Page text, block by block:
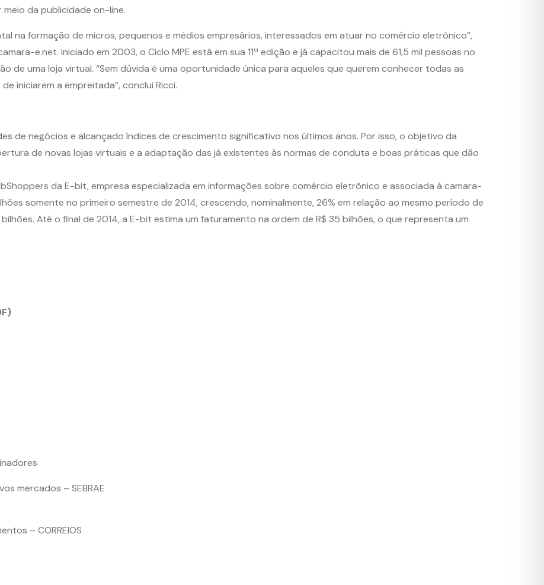
da publicidade on-line.
na formação de micros, pequenos e médios empresários, interessados em atuar no comércio eletrônico”,
e.net. Iniciado em 2003, o Ciclo MPE está em sua 11ª edição e já capacitou mais de 61,5 mil pessoas no
de uma loja virtual. “Sem dúvida é uma oportunidade única para aqueles que querem conhecer todas as
iniciarem a empreitada”, conclui Ricci.
de negócios e alcançado índices de crescimento significativo nos últimos anos. Por isso, o objetivo da
de novas lojas virtuais e a adaptação das já existentes às normas de conduta e boas práticas que dão
da E-bit, empresa especializada em informações sobre comércio eletrônico e associada à camara-
somente no primeiro semestre de 2014, crescendo, nominalmente, 26% em relação ao mesmo período de
Até o final de 2014, a E-bit estima um faturamento na ordem de R$ 35 bilhões, o que representa um
mercados – SEBRAE
– CORREIOS